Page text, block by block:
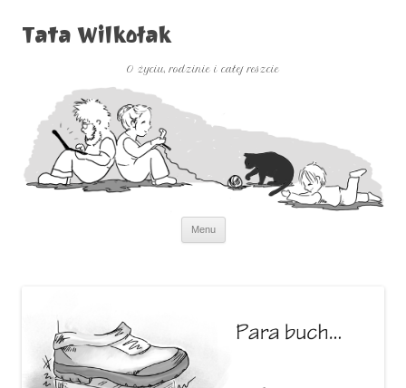
Tata Wilkołak
O życiu, rodzinie i całej reszcie
Menu